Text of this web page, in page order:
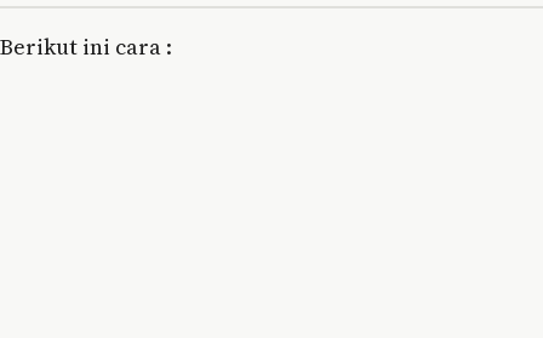
Berikut ini cara :